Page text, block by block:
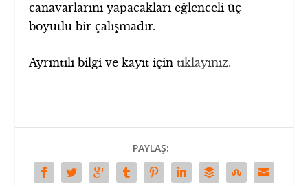
canavarlarını yapacakları eğlenceli üç
boyutlu bir çalışmadır.
Ayrıntılı bilgi ve kayıt içintıklayınız.
PAYLAŞ: